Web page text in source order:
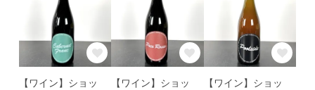
【ワイン】ショッ
【ワイン】ショッ
【ワイン】ショッ